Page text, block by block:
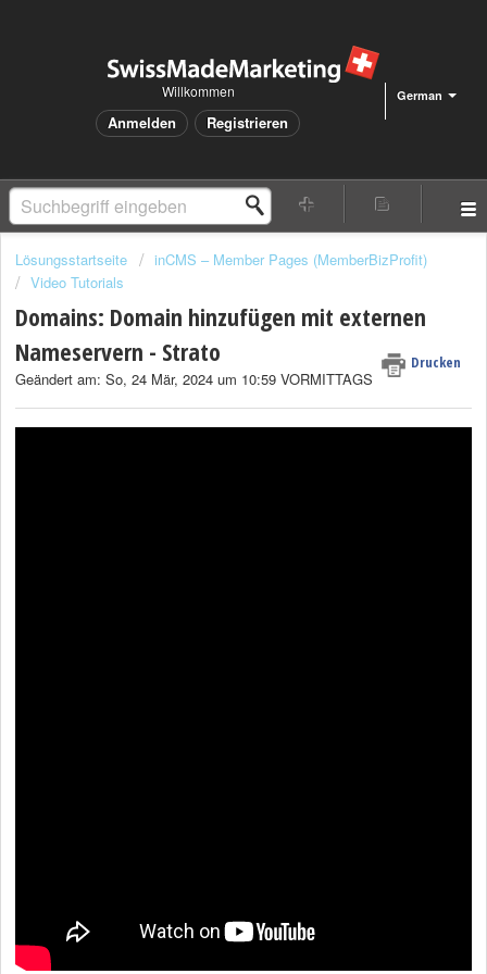
German
Willkommen
Anmelden Registrieren
Lösungsstartseite
inCMS – Member Pages (MemberBizProfit)
Video Tutorials
Domains: Domain hinzufügen mit externen
Nameservern - Strato
Drucken
Geändert am: So, 24 Mär, 2024 um 10:59 VORMITTAGS